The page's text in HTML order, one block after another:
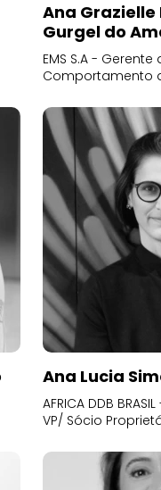
Ana
Gurgel do
EMS S.A -
Comportamento
Ana Lucia
AFRICA DDB
VP/ Sócio